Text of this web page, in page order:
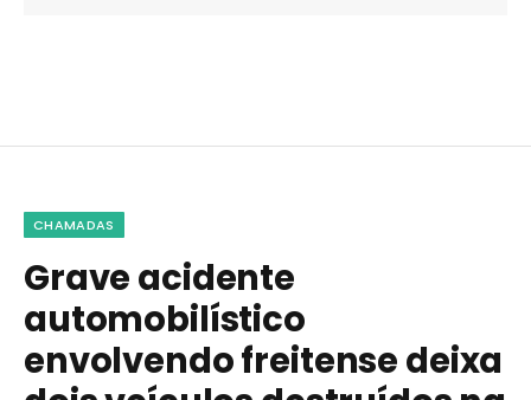
CHAMADAS
Grave acidente
automobilístico
envolvendo freitense deixa